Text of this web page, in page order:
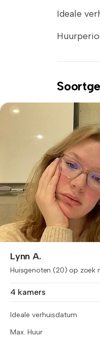
Ideale
Lynn A.
Huisgenoten (20) op zoek
4 kamers
Ideale verhuisdatum
Max. Huur